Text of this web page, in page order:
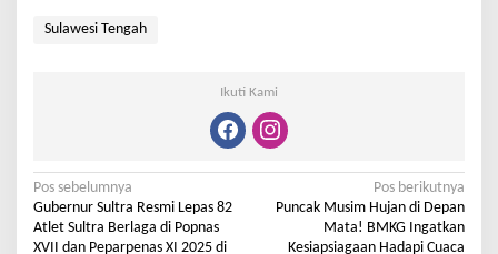
Sulawesi Tengah
Ikuti Kami
Pos sebelumnya
Gubernur Sultra Resmi Lepas 82
Atlet Sultra Berlaga di Popnas
XVII dan Peparpenas XI 2025 di
Pos berikutnya
Puncak Musim Hujan di Depan
Mata! BMKG Ingatkan
Kesiapsiagaan Hadapi Cuaca